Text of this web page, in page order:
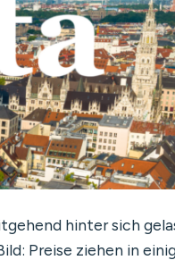
hinter sich
Preise ziehen in